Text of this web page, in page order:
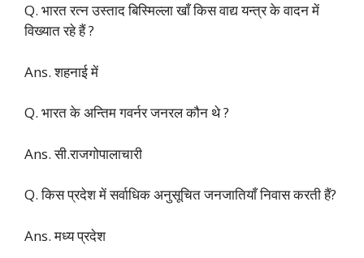
Q. भारत रत्न उस्ताद बिस्मिल्ला खाँ किस वाद्य यन्त्र के वादन में
विख्यात रहे हैं ?
Ans. शहनाई में
Q. भारत के अन्तिम गवर्नर जनरल कौन थे ?
Ans. सी.राजगोपालाचारी
Q. किस प्रदेश में सर्वाधिक अनुसूचित जनजातियाँ निवास करती हैं?
Ans. मध्य प्रदेश